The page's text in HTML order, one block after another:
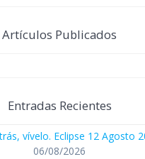
Artículos Publicados
Entradas Recientes
vívelo. Eclipse 12 Agosto
06/08/2026